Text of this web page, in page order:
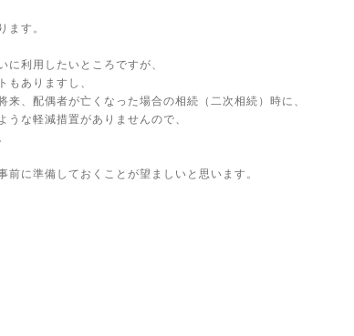
ます。
利用したいところですが、
もありますし、
、配偶者が亡くなった場合の相続（二次相続）時に、
な軽減措置がありませんので、
に準備しておくことが望ましいと思います。